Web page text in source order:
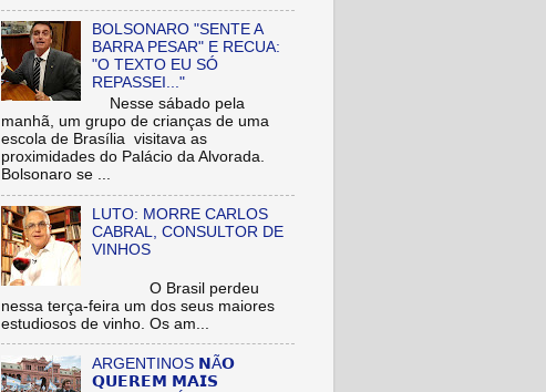
BOLSONARO "SENTE A
BARRA PESAR" E RECUA:
"O TEXTO EU SÓ
REPASSEI..."
Nesse sábado pela
manhã, um grupo de crianças de uma
escola de Brasília visitava as
proximidades do Palácio da Alvorada.
Bolsonaro se ...
LUTO: MORRE CARLOS
CABRAL, CONSULTOR DE
VINHOS
O Brasil perdeu
nessa terça-feira um dos seus maiores
estudiosos de vinho. Os am...
ARGENTINOS 𝗡Ã𝗢
𝗤𝗨𝗘𝗥𝗘𝗠 𝗠𝗔𝗜𝗦